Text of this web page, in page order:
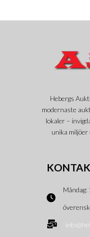
Hebergs
modernaste
lokaler –
unika